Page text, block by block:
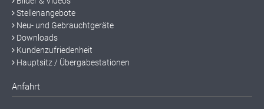
Stellenangebote
Neu- und Gebrauchtgeräte
Downloads
Kundenzufriedenheit
Hauptsitz / Übergabestationen
Anfahrt